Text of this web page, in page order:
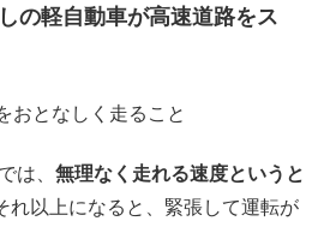
の軽自動車が高速道路をス
おとなしく走ること
は、 無理なく走れる速度というと
れ以上になると、緊張して運転が